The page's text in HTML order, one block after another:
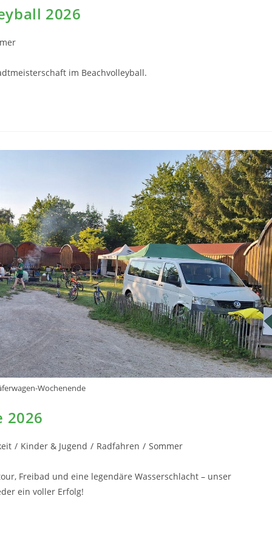
2026
im Beachvolleyball.
Wochenende
2026
/ Kinder & Jugend / Radfahren / Sommer
Freibad und eine legendäre Wasserschlacht – unser
ein voller Erfolg!